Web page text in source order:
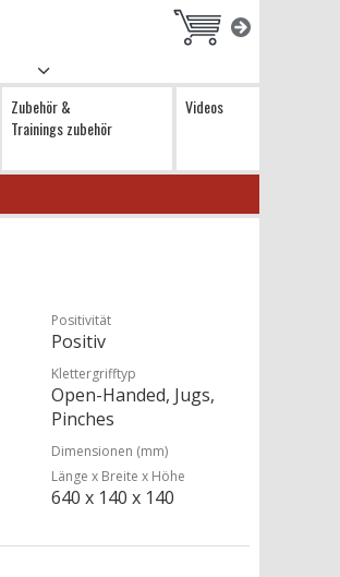
Zubehör &
Trainings zubehör
Videos
Positivität
Positiv
Klettergrifftyp
Open-Handed, Jugs,
Pinches
Dimensionen (mm)
Länge x Breite x Höhe
640 x 140 x 140